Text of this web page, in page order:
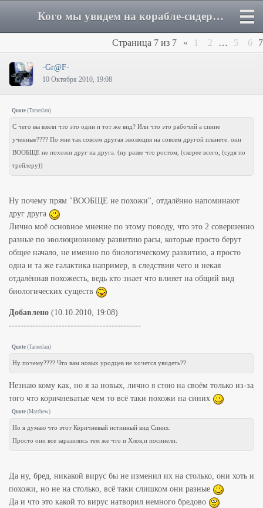
Кого мы увидем на корабле-сидере в 3-м эпизоде 2-ого сезона - Страница 7 - Форум
Страница 7 из 7 « 1 2 … 5 6 7
-Gr@F-
10 Октября 2010, 19:08
Quote (Tamerlan)
С чего вы взяли что это один и тот же вид? Или что это рабочий а синие
ученные???? По мне так совсем другая эволюция на совсем другой планете. они
ВООБЩЕ не похожи друг на друга. (ну разве что ростом, (скорее всего, (судя по
трейлеру))
Ну почему прям "ВООБЩЕ не похожи", отдалённо напоминают
друг друга
Лично моё основное мнение по этому поводу, что это 2 совершенно
разные по эволюционному развитию расы, которые просто берут
общее начало, не именно по биологическому развитию, а просто
одна и та же галактика например, в следствии чего и некая
отдалённая похожесть, ведь кто знает что влияет на общий вид
биологических существ
Добавлено (10.10.2010, 19:08)
---------------------------------------------
Quote (Tamerlan)
Ну почему???? Что вам новых уродцев не хочется увидеть??
Незнаю кому как, но я за новых, лично я стою на своём только из-за
того что коричневатые чем то всё таки похожи на синих
Quote (Matthew)
Но я думаю что этот Коричневый истинный вид Синих.
Просто они все заразились тем же что и Хлоя,и посинели.
Да ну, бред, никакой вирус бы не изменил их на столько, они хоть и
похожи, но не на столько, всё таки слишком они разные
Да и что это какой то вирус натворил немного бредово